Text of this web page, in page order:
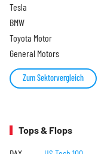
Tesla
BMW
Toyota Motor
General Motors
Zum Sektorvergleich
Tops & Flops